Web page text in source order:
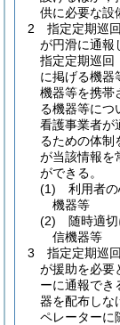
供に必要な設
2
指定定期巡
が円滑に通報
指定定期巡回
に掲げる機器
機器等を携帯
る機器等につ
看護事業者が
るための体制
が当該情報を
ができる。
(1)
利用者
機器等
(2)
随時適
信機器等
3
指定定期巡
が援助を必要
ーに通報でき
器を配布しな
ペレーターに